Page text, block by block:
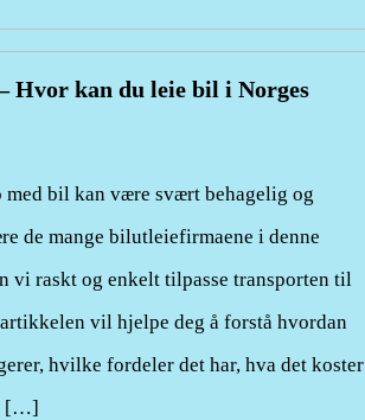
Hvor kan du leie bil i Norges
med bil kan være svært behagelig og
de mange bilutleiefirmaene i denne
vi raskt og enkelt tilpasse transporten til
vil hjelpe deg å forstå hvordan
hvilke fordeler det har, hva det koster
[…]